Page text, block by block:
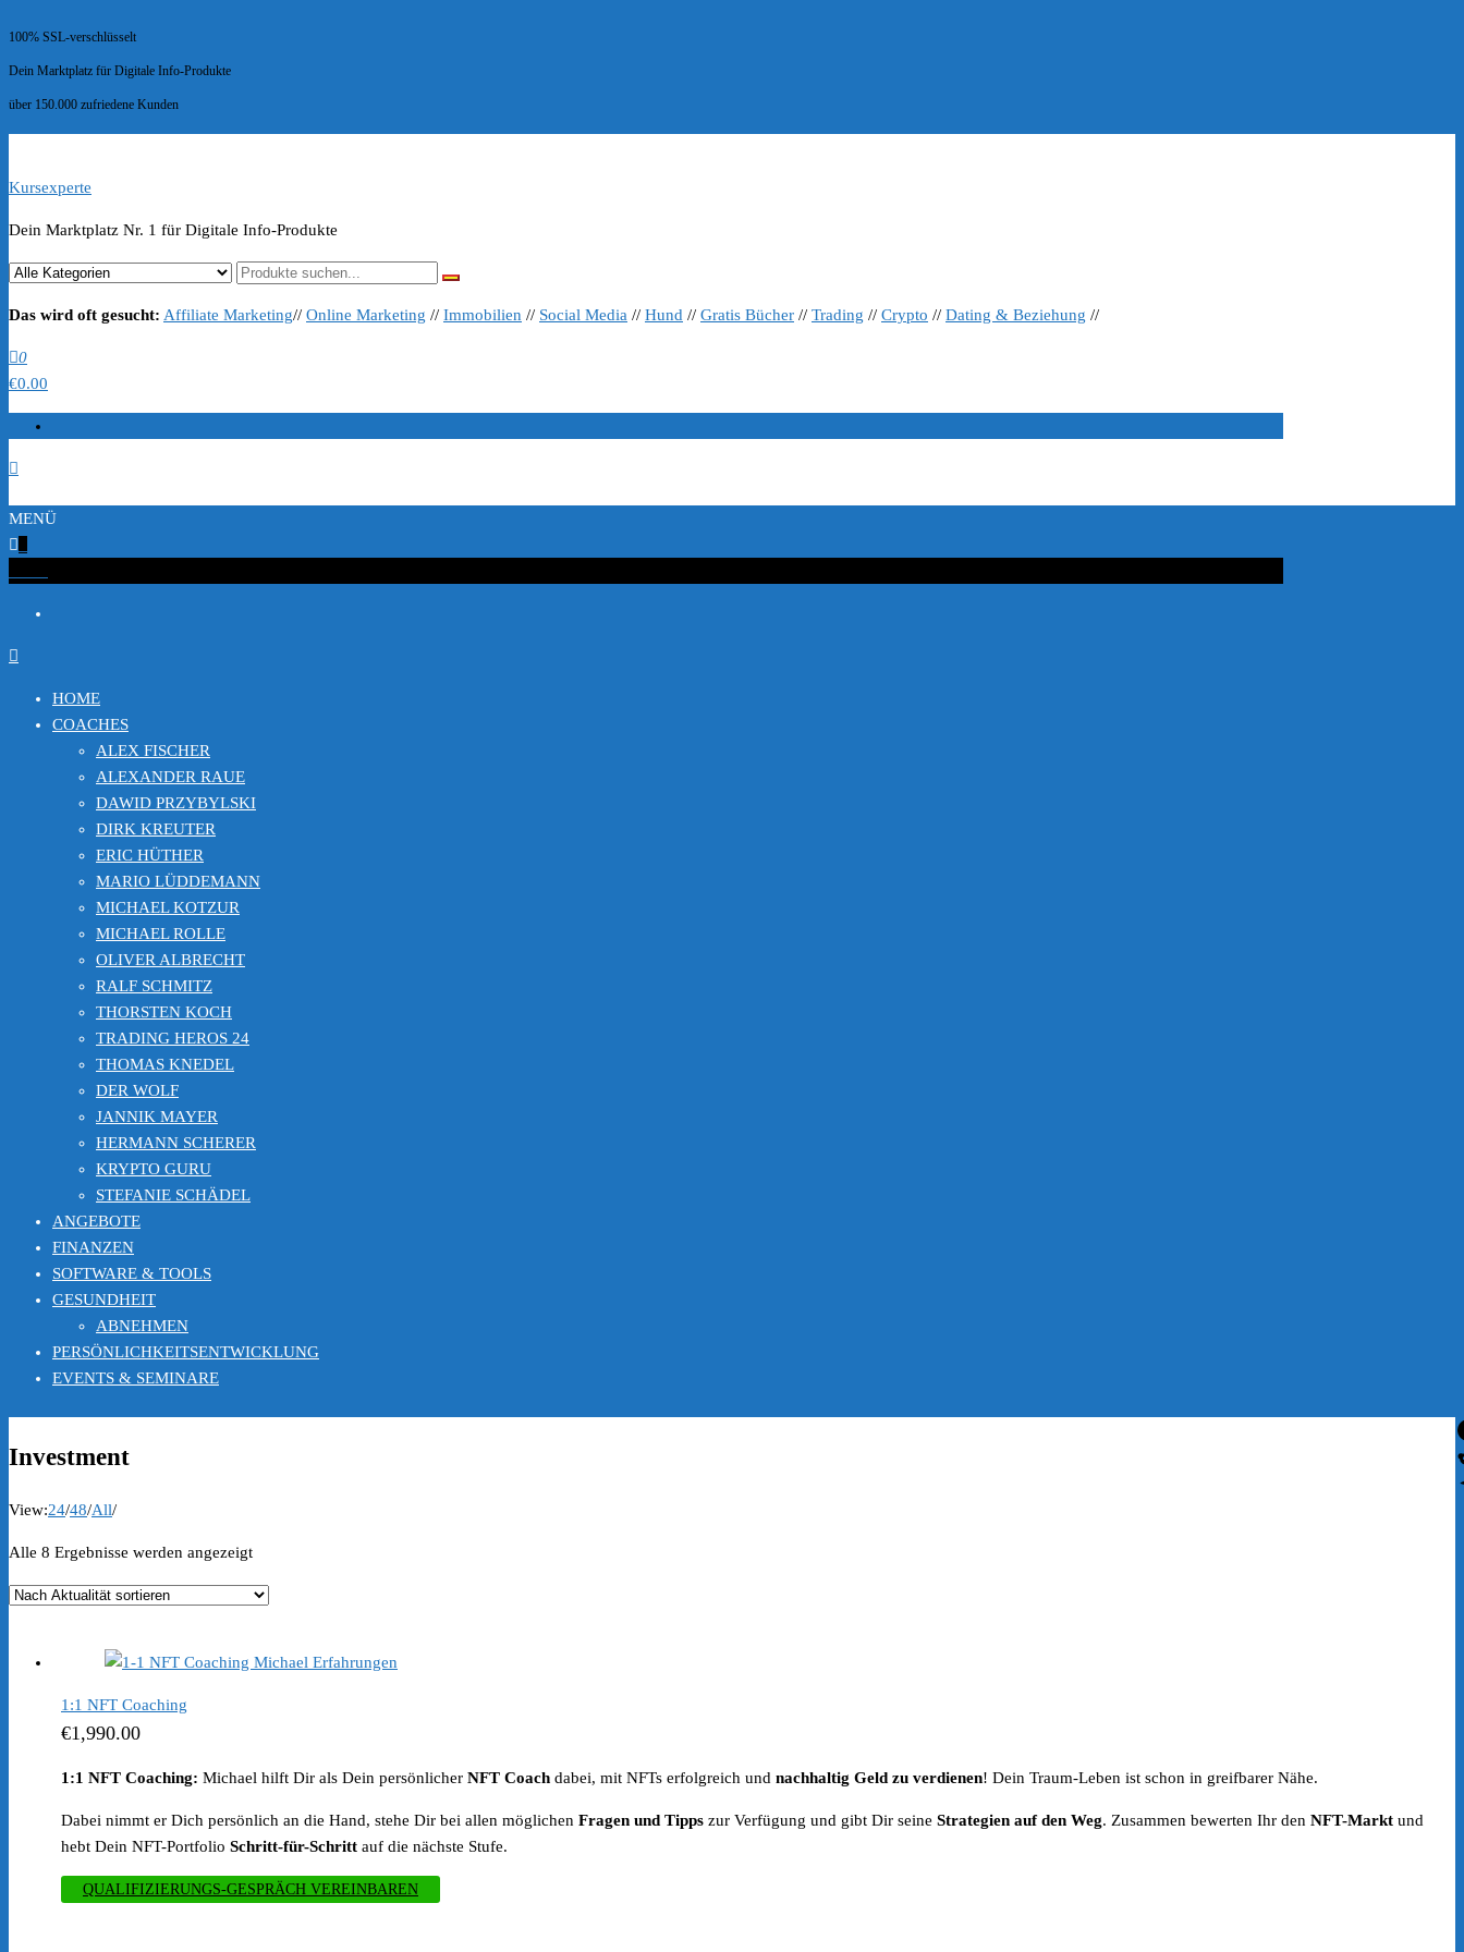
100% SSL-verschlüsselt
Dein Marktplatz für Digitale Info-Produkte
über 150.000 zufriedene Kunden
Kursexperte
Dein Marktplatz Nr. 1 für Digitale Info-Produkte
Das wird oft gesucht: Affiliate Marketing// Online Marketing // Immobilien // Social Media // Hund // Gratis Bücher // Trading // Crypto // Dating & Beziehung //
0
€0.00
MENÜ
HOME
COACHES
ALEX FISCHER
ALEXANDER RAUE
DAWID PRZYBYLSKI
DIRK KREUTER
ERIC HÜTHER
MARIO LÜDDEMANN
MICHAEL KOTZUR
MICHAEL ROLLE
OLIVER ALBRECHT
RALF SCHMITZ
THORSTEN KOCH
TRADING HEROS 24
THOMAS KNEDEL
DER WOLF
JANNIK MAYER
HERMANN SCHERER
KRYPTO GURU
STEFANIE SCHÄDEL
ANGEBOTE
FINANZEN
SOFTWARE & TOOLS
GESUNDHEIT
ABNEHMEN
PERSÖNLICHKEITSENTWICKLUNG
EVENTS & SEMINARE
Investment
View:24/48/All/
Alle 8 Ergebnisse werden angezeigtNach
sortiert
1:1 NFT Coaching
€1,990.00
1:1 NFT Coaching: Michael hilft Dir als Dein persönlicher NFT Coach dabei, mit NFTs erfolgreich und nachhaltig Geld zu verdienen! Dein Traum-Leben ist schon in greifbarer Nähe.
Dabei nimmt er Dich persönlich an die Hand, stehe Dir bei allen möglichen Fragen und Tipps zur Verfügung und gibt Dir seine Strategien auf den Weg. Zusammen bewerten Ihr den NFT-Markt und
hebt Dein NFT-Portfolio Schritt-für-Schritt auf die nächste Stufe.
QUALIFIZIERUNGS-GESPRÄCH VEREINBAREN